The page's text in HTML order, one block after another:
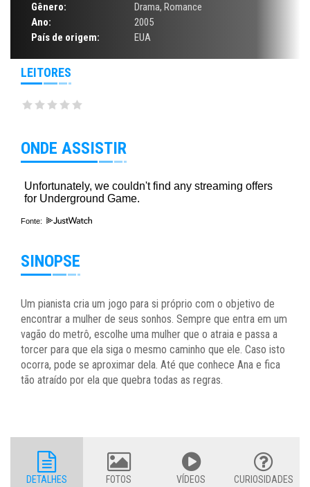
Gênero:
Drama, Romance
Ano:
2005
País de origem:
EUA
LEITORES
ONDE ASSISTIR
Fonte:
SINOPSE
Um pianista cria um jogo para si próprio com o objetivo de
encontrar a mulher de seus sonhos. Sempre que entra em um
vagão do metrô, escolhe uma mulher que o atraia e passa a
torcer para que ela siga o mesmo caminho que ele. Caso isto
ocorra, pode se aproximar dela. Até que conhece Ana e fica
tão atraído por ela que quebra todas as regras.
DETALHES FOTOS VÍDEOS CURIOSIDADES